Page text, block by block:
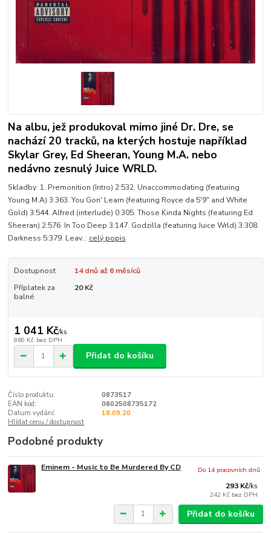
Na albu, jež produkoval mimo jiné Dr. Dre, se
nachází 20 tracků, na kterých hostuje například
Skylar Grey, Ed Sheeran, Young M.A. nebo
nedávno zesnulý Juice WRLD.
Skladby: 1. Premonition (Intro) 2:532. Unaccommodating (featuring
Young M.A) 3:363. You Gon' Learn (featuring Royce da 5'9" and White
Gold) 3:544. Alfred (interlude) 0:305. Those Kinda Nights (featuring Ed
Sheeran) 2:576. In Too Deep 3:147. Godzilla (featuring Juice Wrld) 3:308.
Darkness 5:379. Leav... celý popis
Dostupnost
14 dnů až 6 měsíců
Příplatek za
balné
20 Kč
1 041 Kč/ks
860 Kč bez DPH
Přidat do košíku
Číslo produktu:
0873517
EAN kód:
0602508735172
Datum vydání:
18.09.20
Hlídat cenu / dostupnost
Podobné produkty
Eminem - Music to Be Murdered By CD
293 Kč/ks
242 Kč bez DPH
Do 14 pracovních dnů
Přidat do košíku